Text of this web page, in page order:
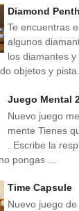
Diamond
Te encuentras
algunos
los diamantes
objetos y
Juego Mental
Nuevo juego
mente Tienes
. Escribe la
pongas ...
Time Capsule
Nuevo juego